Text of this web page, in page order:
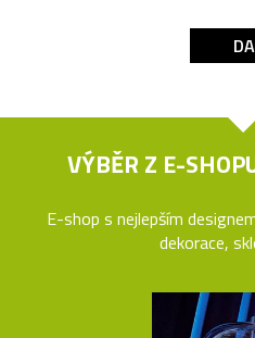
VÝBĚR Z E-
E-shop s nejlepším
dekorace,